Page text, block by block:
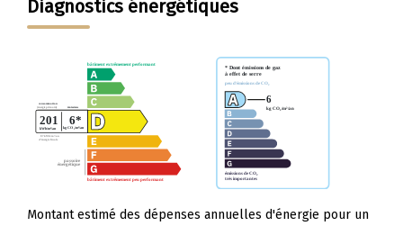
Diagnostics énergétiques
Montant estimé des dépenses annuelles d'énergie pour un